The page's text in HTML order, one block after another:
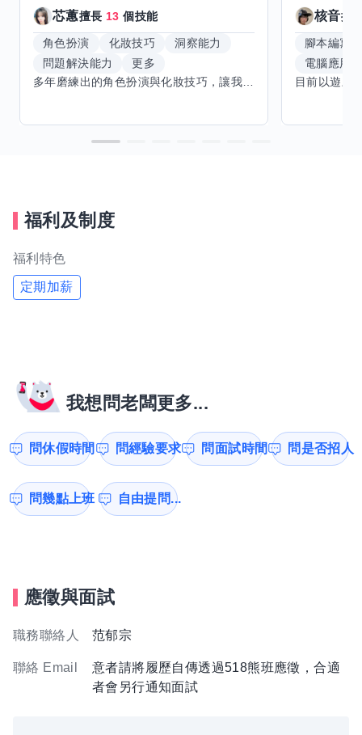
芯蕙擅長 13 個技能
角色扮演 化妝技巧
洞察能力
問題解決能力
更多
核音擅
腳本編寫
電腦應用
福利及制度
福利特色
定期加薪
我想問老闆更多...
問休假時間 問經驗要求 問面試時間 問是否招人
問幾點上班 自由提問...
應徵與面試
職務聯絡人 范郁宗
聯絡 Email
意者請將履歷自傳透過518熊班應徵，合適
者會另行通知面試